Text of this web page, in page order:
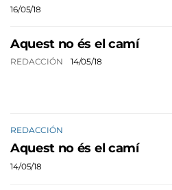
16/05/18
Aquest no és el camí
REDACCIÓN 14/05/18
REDACCIÓN
Aquest no és el camí
14/05/18